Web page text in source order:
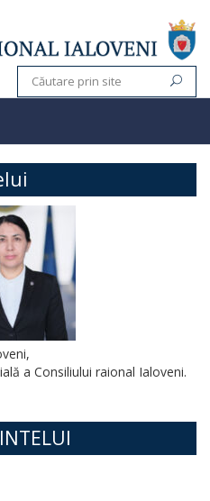
a Consiliului raional Ialoveni.